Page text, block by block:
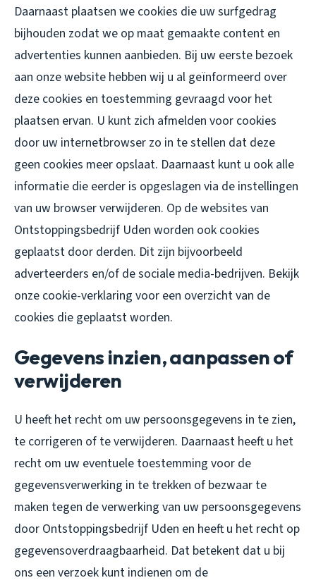
Daarnaast plaatsen we cookies die uw surfgedrag
bijhouden zodat we op maat gemaakte content en
advertenties kunnen aanbieden. Bij uw eerste bezoek
aan onze website hebben wij u al geïnformeerd over
deze cookies en toestemming gevraagd voor het
plaatsen ervan. U kunt zich afmelden voor cookies
door uw internetbrowser zo in te stellen dat deze
geen cookies meer opslaat. Daarnaast kunt u ook alle
informatie die eerder is opgeslagen via de instellingen
van uw browser verwijderen. Op de websites van
Ontstoppingsbedrijf Uden worden ook cookies
geplaatst door derden. Dit zijn bijvoorbeeld
adverteerders en/of de sociale media-bedrijven. Bekijk
onze cookie-verklaring voor een overzicht van de
cookies die geplaatst worden.
Gegevens inzien, aanpassen of
verwijderen
U heeft het recht om uw persoonsgegevens in te zien,
te corrigeren of te verwijderen. Daarnaast heeft u het
recht om uw eventuele toestemming voor de
gegevensverwerking in te trekken of bezwaar te
maken tegen de verwerking van uw persoonsgegevens
door Ontstoppingsbedrijf Uden en heeft u het recht op
gegevensoverdraagbaarheid. Dat betekent dat u bij
ons een verzoek kunt indienen om de